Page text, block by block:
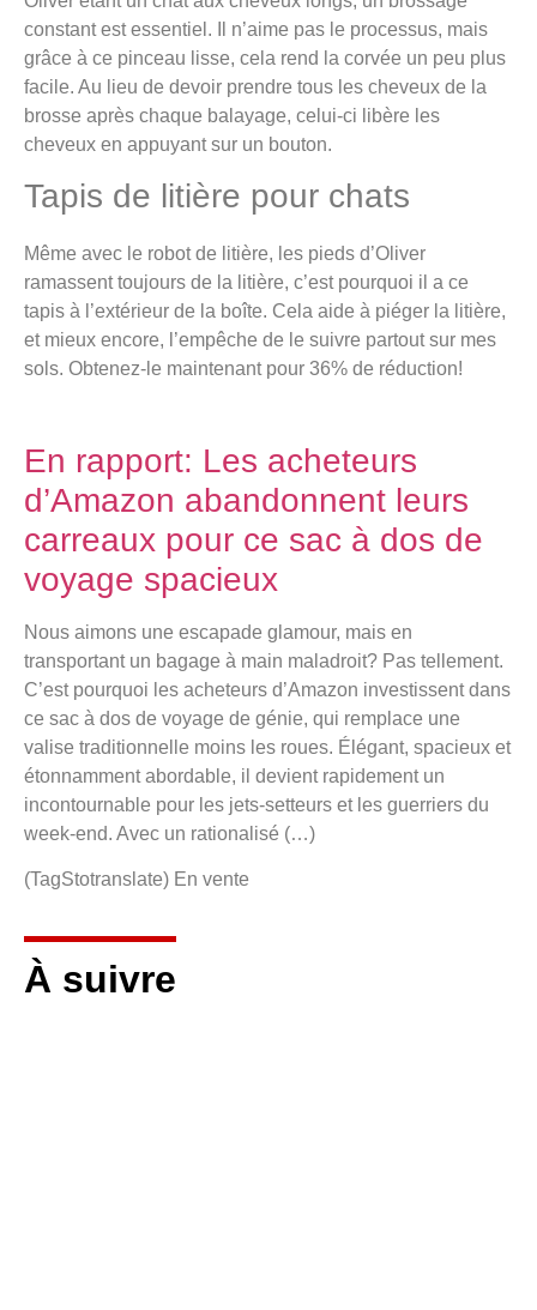
constant est essentiel. Il n’aime pas le processus, mais
grâce à ce pinceau lisse, cela rend la corvée un peu plus
facile. Au lieu de devoir prendre tous les cheveux de la
brosse après chaque balayage, celui-ci libère les
cheveux en appuyant sur un bouton.
Tapis de litière pour chats
Même avec le robot de litière, les pieds d’Oliver
ramassent toujours de la litière, c’est pourquoi il a ce
tapis à l’extérieur de la boîte. Cela aide à piéger la litière,
et mieux encore, l’empêche de le suivre partout sur mes
sols. Obtenez-le maintenant pour 36% de réduction!
En rapport: Les acheteurs
d’Amazon abandonnent leurs
carreaux pour ce sac à dos de
voyage spacieux
Nous aimons une escapade glamour, mais en
transportant un bagage à main maladroit? Pas tellement.
C’est pourquoi les acheteurs d’Amazon investissent dans
ce sac à dos de voyage de génie, qui remplace une
valise traditionnelle moins les roues. Élégant, spacieux et
étonnamment abordable, il devient rapidement un
incontournable pour les jets-setteurs et les guerriers du
week-end. Avec un rationalisé (…)
(TagStotranslate) En vente
À suivre